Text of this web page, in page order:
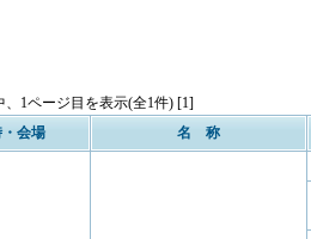
、1ページ目を表示(全1件) [1]
・会場
名 称